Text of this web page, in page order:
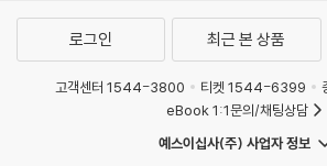
로그인 최근 본 상품
고객센터 1544-3800 티켓 1544-6399
eBook 1:1문의/채팅상담
예스이십사(주) 사업자 정보